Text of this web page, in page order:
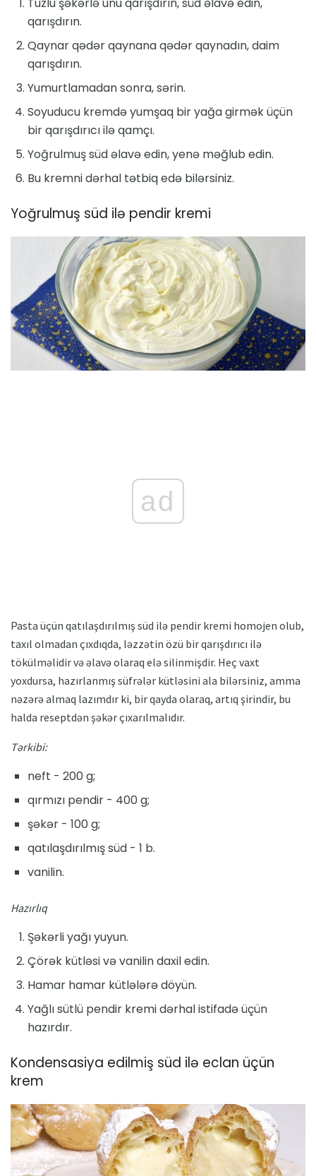
qarışdırın.
Qaynar qədər qaynana qədər qaynadın, daim
qarışdırın.
Yumurtlamadan sonra, sərin.
Soyuducu kremdə yumşaq bir yağa girmək üçün
bir qarışdırıcı ilə qamçı.
Yoğrulmuş süd əlavə edin, yenə məğlub edin.
Bu kremni dərhal tətbiq edə bilərsiniz.
Yoğrulmuş süd ilə pendir kremi
ad
Pasta üçün qatılaşdırılmış süd ilə pendir kremi homojen olub,
taxıl olmadan çıxdıqda, ləzzətin özü bir qarışdırıcı ilə
tökülməlidir və əlavə olaraq elə silinmişdir. Heç vaxt
yoxdursa, hazırlanmış süfrələr kütləsini ala bilərsiniz, amma
nəzərə almaq lazımdır ki, bir qayda olaraq, artıq şirindir, bu
halda reseptdən şəkər çıxarılmalıdır.
Tərkibi:
neft - 200 g;
qırmızı pendir - 400 g;
şəkər - 100 g;
qatılaşdırılmış süd - 1 b.
vanilin.
Hazırlıq
Şəkərli yağı yuyun.
Çörək kütləsi və vanilin daxil edin.
Hamar hamar kütlələrə döyün.
Yağlı sütlü pendir kremi dərhal istifadə üçün
hazırdır.
Kondensasiya edilmiş süd ilə eclan üçün
krem